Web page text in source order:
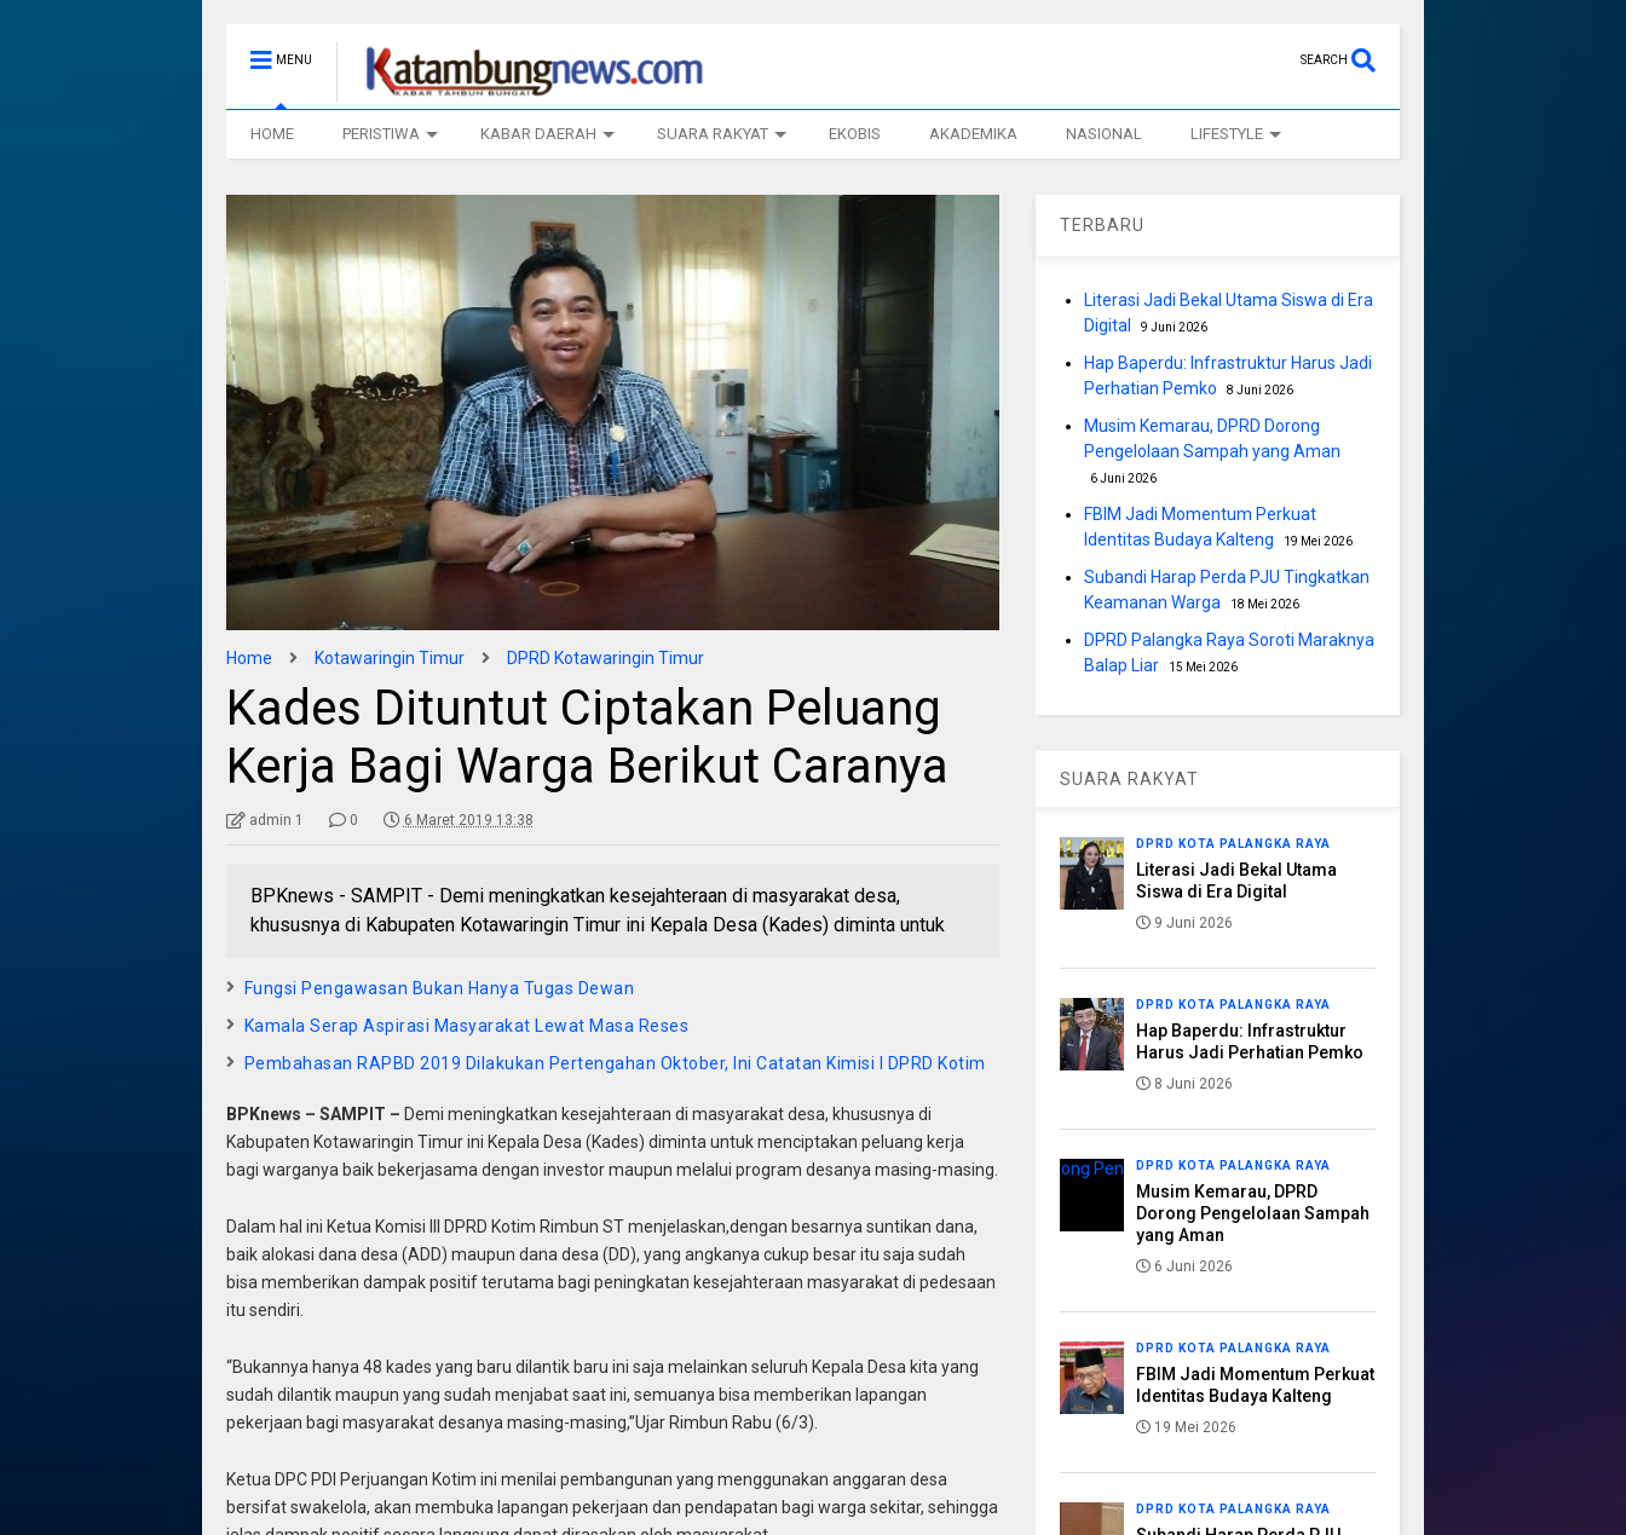
MENU SEARCH
HOME PERISTIWA KABAR DAERAH SUARA RAKYAT EKOBIS AKADEMIKA NASIONAL LIFESTYLE
Home Kotawaringin Timur DPRD Kotawaringin Timur
Kades Dituntut Ciptakan Peluang
Kerja Bagi Warga Berikut Caranya
admin 1 0 6 Maret 2019 13:38
BPKnews - SAMPIT - Demi meningkatkan kesejahteraan di masyarakat desa,
khususnya di Kabupaten Kotawaringin Timur ini Kepala Desa (Kades) diminta untuk
Fungsi Pengawasan Bukan Hanya Tugas Dewan
Kamala Serap Aspirasi Masyarakat Lewat Masa Reses
Pembahasan RAPBD 2019 Dilakukan Pertengahan Oktober, Ini Catatan Kimisi I DPRD Kotim
BPKnews – SAMPIT – Demi meningkatkan kesejahteraan di masyarakat desa, khususnya di
Kabupaten Kotawaringin Timur ini Kepala Desa (Kades) diminta untuk menciptakan peluang kerja
bagi warganya baik bekerjasama dengan investor maupun melalui program desanya masing-masing.
Dalam hal ini Ketua Komisi III DPRD Kotim Rimbun ST menjelaskan,dengan besarnya suntikan dana,
baik alokasi dana desa (ADD) maupun dana desa (DD), yang angkanya cukup besar itu saja sudah
bisa memberikan dampak positif terutama bagi peningkatan kesejahteraan masyarakat di pedesaan
itu sendiri.
“Bukannya hanya 48 kades yang baru dilantik baru ini saja melainkan seluruh Kepala Desa kita yang
sudah dilantik maupun yang sudah menjabat saat ini, semuanya bisa memberikan lapangan
pekerjaan bagi masyarakat desanya masing-masing,”Ujar Rimbun Rabu (6/3).
Ketua DPC PDI Perjuangan Kotim ini menilai pembangunan yang menggunakan anggaran desa
bersifat swakelola, akan membuka lapangan pekerjaan dan pendapatan bagi warga sekitar, sehingga
TERBARU
Literasi Jadi Bekal Utama Siswa di Era
Digital
9 Juni 2026
Hap Baperdu: Infrastruktur Harus Jadi
Perhatian Pemko
8 Juni 2026
Musim Kemarau, DPRD Dorong
Pengelolaan Sampah yang Aman
6 Juni 2026
FBIM Jadi Momentum Perkuat
Identitas Budaya Kalteng
19 Mei 2026
Subandi Harap Perda PJU Tingkatkan
Keamanan Warga
18 Mei 2026
DPRD Palangka Raya Soroti Maraknya
Balap Liar
15 Mei 2026
SUARA RAKYAT
DPRD KOTA PALANGKA RAYA
Literasi Jadi Bekal Utama
Siswa di Era Digital
9 Juni 2026
DPRD KOTA PALANGKA RAYA
Hap Baperdu: Infrastruktur
Harus Jadi Perhatian Pemko
8 Juni 2026
DPRD KOTA PALANGKA RAYA
Musim Kemarau, DPRD
Dorong Pengelolaan Sampah
yang Aman
6 Juni 2026
DPRD KOTA PALANGKA RAYA
FBIM Jadi Momentum Perkuat
Identitas Budaya Kalteng
19 Mei 2026
DPRD KOTA PALANGKA RAYA